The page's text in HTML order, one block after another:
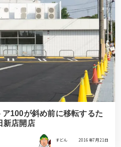
100が斜め前に移転するた
新店開店
すどん 2016年7月21日